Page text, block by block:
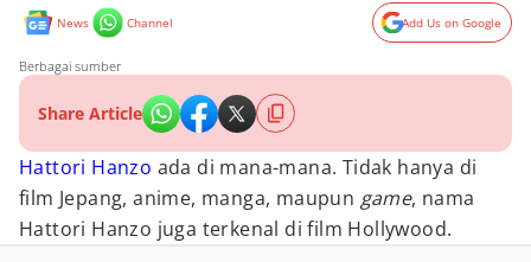
News Channel Add Us on Google
Berbagai sumber
Share Article
Hattori Hanzo ada di mana-mana. Tidak hanya di
film Jepang, anime, manga, maupun game, nama
Hattori Hanzo juga terkenal di film Hollywood.